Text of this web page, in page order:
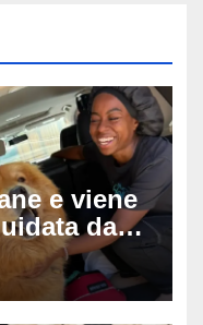
e viene
da
anni: l’ex
lotta tra la